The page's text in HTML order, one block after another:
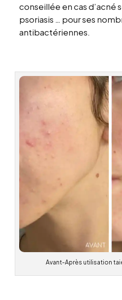
conseillée en cas d’acné
psoriasis … pour ses
antibactériennes.
Avant-Après utilisation